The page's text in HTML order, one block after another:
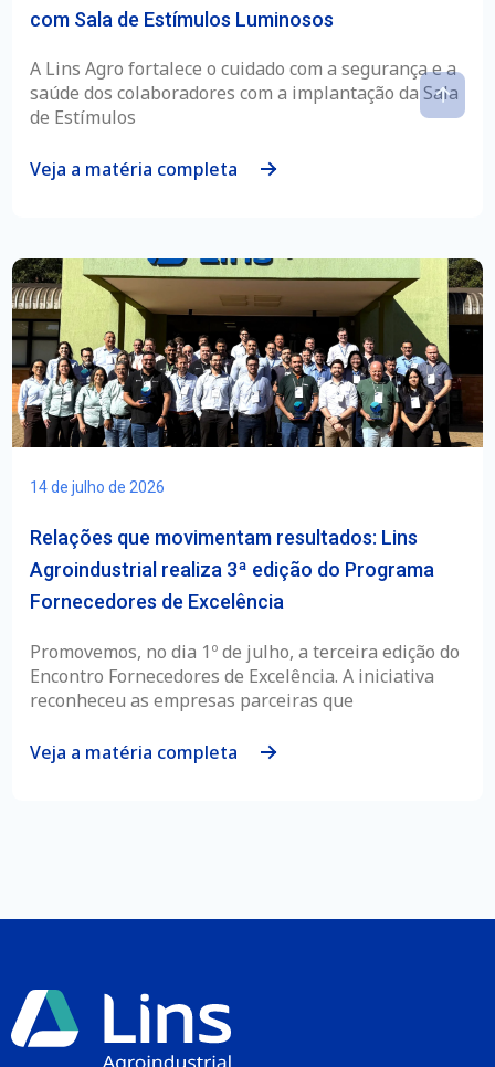
com Sala de Estímulos Luminosos
A Lins Agro fortalece o cuidado com a segurança e a
saúde dos colaboradores com a implantação da Sala
de Estímulos
Veja a matéria completa
Relações que movimentam resultados: Lins
Agroindustrial realiza 3ª edição do Programa
Fornecedores de Excelência
14 de julho de 2026
Promovemos, no dia 1º de julho, a terceira edição do
Encontro Fornecedores de Excelência. A iniciativa
reconheceu as empresas parceiras que
Veja a matéria completa